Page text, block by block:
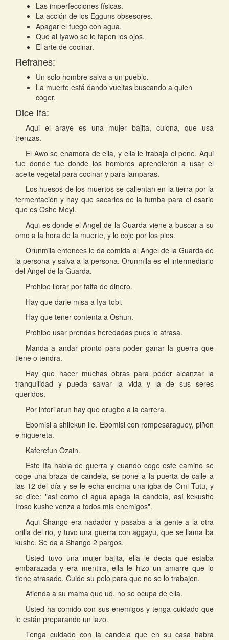
Las imperfecciones físicas.
La acción de los Egguns obsesores.
Apagar el fuego con agua.
Que al Iyawo se le tapen los ojos.
El arte de cocinar.
Refranes:
Un solo hombre salva a un pueblo.
La muerte está dando vueltas buscando a quien
coger.
Dice Ifa:
Aqui el araye es una mujer bajita, culona, que usa
trenzas.
El Awo se enamora de ella, y ella le trabaja el pene. Aqui
fue donde fue donde los hombres aprendieron a usar el
aceite vegetal para cocinar y para lamparas.
Los huesos de los muertos se calientan en la tierra por la
fermentación y hay que sacarlos de la tumba para el osario
que es Oshe Meyi.
Aqui es donde el Angel de la Guarda viene a buscar a su
omo a la hora de la muerte, y lo coje por los pies.
Orunmila entonces le da comida al Angel de la Guarda de
la persona y salva a la persona. Orunmila es el intermediario
del Angel de la Guarda.
Prohibe llorar por falta de dinero.
Hay que darle misa a Iya-tobi.
Hay que tener contenta a Oshun.
Prohibe usar prendas heredadas pues lo atrasa.
Manda a andar pronto para poder ganar la guerra que
tiene o tendra.
Hay que hacer muchas obras para poder alcanzar la
tranquilidad y pueda salvar la vida y la de sus seres
queridos.
Por intori arun hay que orugbo a la carrera.
Ebomisi a shilekun ile. Ebomisi con rompesaraguey, piñon
e higuereta.
Kaferefun Ozain.
Este Ifa habla de guerra y cuando coge este camino se
coge una braza de candela, se pone a la puerta de calle a
las 12 del día y se le echa encima una igba de Omi Tutu, y
se dice: "así como el agua apaga la candela, así kekushe
Iroso kushe venza a todos mis enemigos".
Aqui Shango era nadador y pasaba a la gente a la otra
orilla del rio, y tuvo una guerra con aggayu, que se llama ba
kushe. Se da a Shango 2 pargos.
Usted tuvo una mujer bajita, ella le decia que estaba
embarazada y era mentira, ella le hizo un amarre que lo
tiene atrasado. Cuide su pelo para que no se lo trabajen.
Atienda a su mama que ud. no se ocupa de ella.
Usted ha comido con sus enemigos y tenga cuidado que
le están preparando un lazo.
Tenga cuidado con la candela que en su casa habra